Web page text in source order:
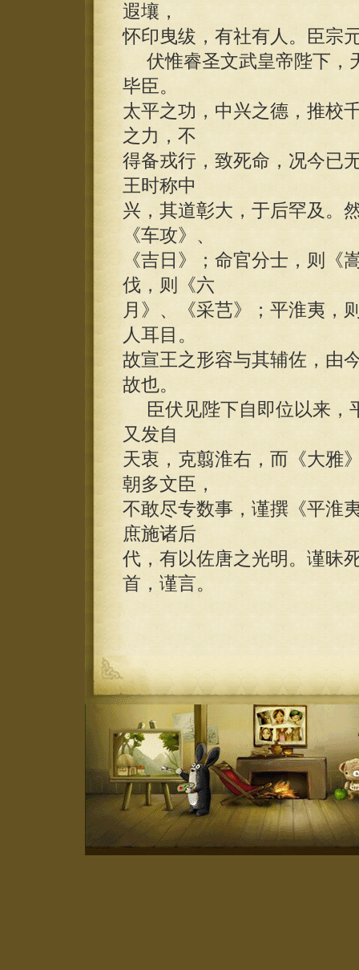
遐壤，
怀印曳绂，有社有人。臣宗
伏惟睿圣文武皇帝陛下，
毕臣。
太平之功，中兴之德，推校
之力，不
得备戎行，致死命，况今已
王时称中
兴，其道彰大，于后罕及。
《车攻》、
《吉日》；命官分士，则《
伐，则《六
月》、《采芑》；平淮夷，
人耳目。
故宣王之形容与其辅佐，由
故也。
臣伏见陛下自即位以来，
又发自
天衷，克翦淮右，而《大雅
朝多文臣，
不敢尽专数事，谨撰《平淮
庶施诸后
代，有以佐唐之光明。谨昧
首，谨言。